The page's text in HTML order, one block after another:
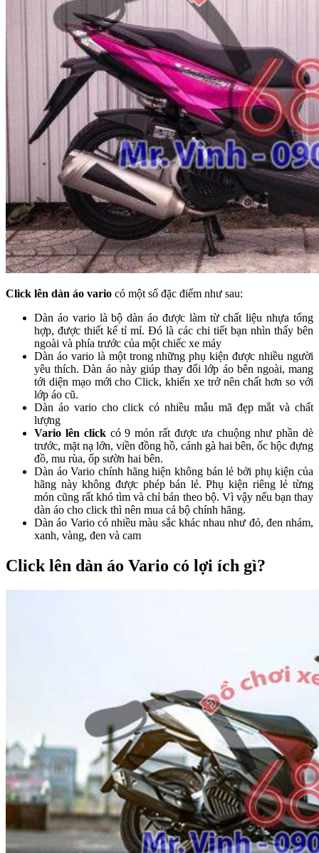
Click lên dàn áo vario có một số đặc điểm như sau:
Dàn áo vario là bộ dàn áo được làm từ chất liệu nhựa tổng
hợp, được thiết kế tỉ mỉ. Đó là các chi tiết bạn nhìn thấy bên
ngoài và phía trước của một chiếc xe máy
Dàn áo vario là một trong những phụ kiện được nhiều người
yêu thích. Dàn áo này giúp thay đổi lớp áo bên ngoài, mang
tới diện mạo mới cho Click, khiến xe trở nên chất hơn so với
lớp áo cũ.
Dàn áo vario cho click có nhiều mẫu mã đẹp mắt và chất
lượng
Vario lên clickcó 9 món rất được ưa chuộng như phần dè
trước, mặt nạ lớn, viền đồng hồ, cánh gà hai bên, ốc hộc đựng
đồ, mu rùa, ốp sườn hai bên.
Dàn áo Vario chính hãng hiện không bán lẻ bởi phụ kiện của
hãng này không được phép bán lẻ. Phụ kiện riêng lẻ từng
món cũng rất khó tìm và chỉ bán theo bộ. Vì vậy nếu bạn thay
dàn áo cho click thì nên mua cả bộ chính hãng.
Dàn áo Vario có nhiều màu sắc khác nhau như đỏ, đen nhám,
xanh, vàng, đen và cam
Click lên dàn áo Vario có lợi ích gì?